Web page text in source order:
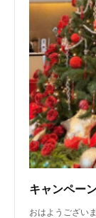
キャンペー
おはようござい